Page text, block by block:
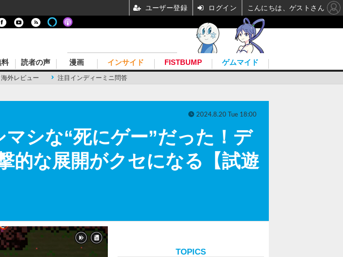
海外レビュー 注目インディーミニ問答
料 読者の声 漫画 インサイド FISTBUMP ゲムマイド
マシな“死にゲー”だった！デ
的な展開がクセになる【試遊
2024.8.20 Tue 18:00
TOPICS
ユーザー登録 ログイン こんにちは、ゲストさん